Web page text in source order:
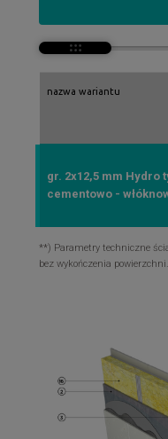
nazwa wariantu
gr. 2x12,5 mm Hydro
cementowo -
**) Parametry techniczne
bez wykończenia powierzchni.